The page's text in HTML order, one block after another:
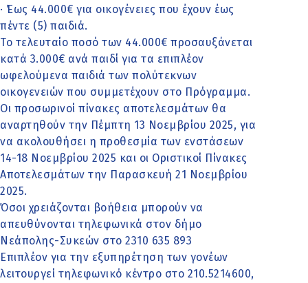
· Έως 44.000€ για οικογένειες που έχουν έως
πέντε (5) παιδιά.
Το τελευταίο ποσό των 44.000€ προσαυξάνεται
κατά 3.000€ ανά παιδί για τα επιπλέον
ωφελούμενα παιδιά των πολύτεκνων
οικογενειών που συμμετέχουν στο Πρόγραμμα.
Οι προσωρινοί πίνακες αποτελεσμάτων θα
αναρτηθούν την Πέμπτη 13 Νοεμβρίου 2025, για
να ακολουθήσει η προθεσμία των ενστάσεων
14-18 Νοεμβρίου 2025 και οι Οριστικοί Πίνακες
Αποτελεσμάτων την Παρασκευή 21 Νοεμβρίου
2025.
Όσοι χρειάζονται βοήθεια μπορούν να
απευθύνονται τηλεφωνικά στον δήμο
Νεάπολης-Συκεών στο 2310 635 893
Επιπλέον για την εξυπηρέτηση των γονέων
λειτουργεί τηλεφωνικό κέντρο στο 210.5214600,